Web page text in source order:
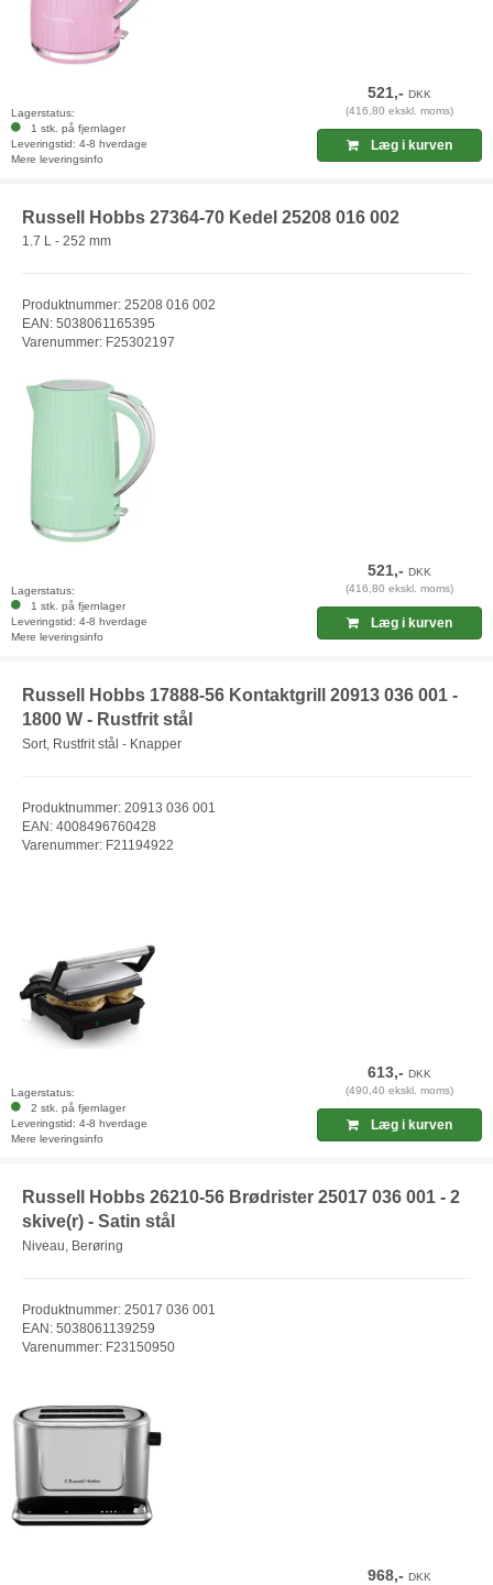
Lagerstatus:
1 stk. på fjernlager
Leveringstid: 4-8 hverdage
Mere leveringsinfo
521,-DKK
(416,80 ekskl. moms)
Læg i kurven
Russell Hobbs 27364-70 Kedel 25208 016 002
1.7 L - 252 mm
Produktnummer: 25208 016 002
EAN: 5038061165395
Varenummer: F25302197
Lagerstatus:
1 stk. på fjernlager
Leveringstid: 4-8 hverdage
Mere leveringsinfo
521,-DKK
(416,80 ekskl. moms)
Læg i kurven
Russell Hobbs 17888-56 Kontaktgrill 20913 036 001 -
1800 W - Rustfrit stål
Sort, Rustfrit stål - Knapper
Produktnummer: 20913 036 001
EAN: 4008496760428
Varenummer: F21194922
Lagerstatus:
2 stk. på fjernlager
Leveringstid: 4-8 hverdage
Mere leveringsinfo
613,-DKK
(490,40 ekskl. moms)
Læg i kurven
Russell Hobbs 26210-56 Brødrister 25017 036 001 - 2
skive(r) - Satin stål
Niveau, Berøring
Produktnummer: 25017 036 001
EAN: 5038061139259
Varenummer: F23150950
968,-DKK